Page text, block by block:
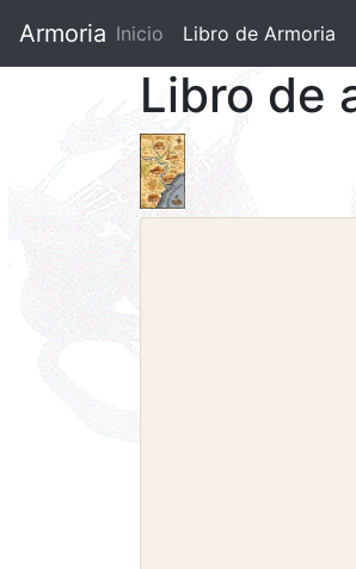
Armoria Inicio Libro de Armoria
Libro de